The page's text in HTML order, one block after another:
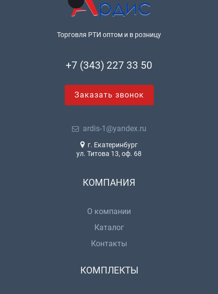
Торговля РТИ оптом и в розницу
+7 (343) 227 33 50
Заказать звонок
ardis-1@yandex.ru
г. Екатеринбург
ул. Титова 13, оф. 68
КОМПАНИЯ
О компании
Каталог
Контакты
КОМПЛЕКТЫ